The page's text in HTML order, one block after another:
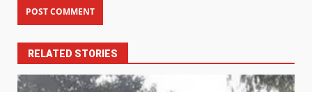
RELATED STORIES